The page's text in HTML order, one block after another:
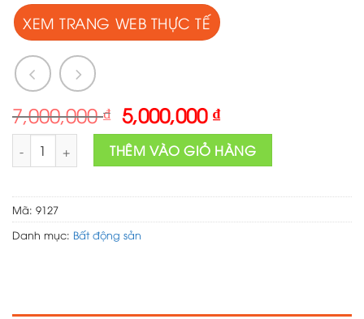
XEM TRANG WEB THỰC TẾ
7,000,000₫ Original
price
was:
7,000,000 ₫.
5,000,000₫Current
price
is:
5,000,000 ₫.
Theme wordpress bất động sản 044 số lượng
THÊM VÀO GIỎ HÀNG
Mã: 9127
Danh mục: Bất động sản